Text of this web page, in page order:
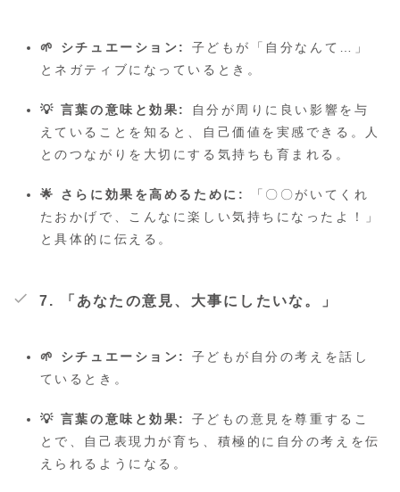
🌱 シチュエーション:
子どもが「自分なんて…」
とネガティブになっているとき。
💡 言葉の意味と効果:
自分が周りに良い影響を与
えていることを知ると、自己価値を実感できる。人
とのつながりを大切にする気持ちも育まれる。
🌟 さらに効果を高めるために:
「〇〇がいてくれ
たおかげで、こんなに楽しい気持ちになったよ！」
と具体的に伝える。
7. 「あなたの意見、大事にしたいな。」
🌱 シチュエーション:
子どもが自分の考えを話し
ているとき。
💡 言葉の意味と効果:
子どもの意見を尊重するこ
とで、自己表現力が育ち、積極的に自分の考えを伝
えられるようになる。